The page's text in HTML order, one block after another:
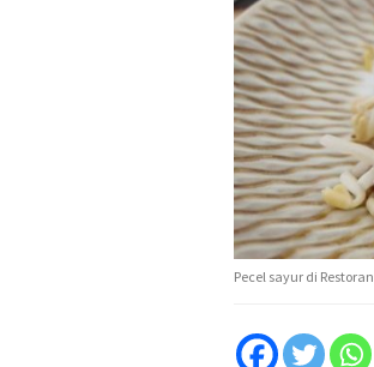
Pecel sayur di